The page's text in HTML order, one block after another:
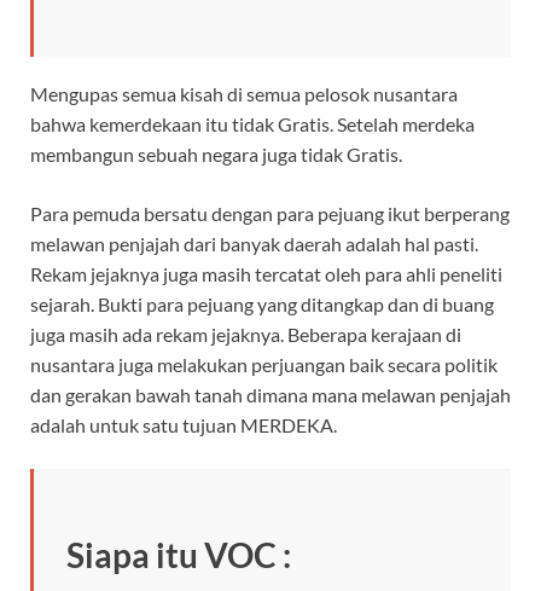
Mengupas semua kisah di semua pelosok nusantara
bahwa kemerdekaan itu tidak Gratis. Setelah merdeka
membangun sebuah negara juga tidak Gratis.
Para pemuda bersatu dengan para pejuang ikut berperang
melawan penjajah dari banyak daerah adalah hal pasti.
Rekam jejaknya juga masih tercatat oleh para ahli peneliti
sejarah. Bukti para pejuang yang ditangkap dan di buang
juga masih ada rekam jejaknya. Beberapa kerajaan di
nusantara juga melakukan perjuangan baik secara politik
dan gerakan bawah tanah dimana mana melawan penjajah
adalah untuk satu tujuan MERDEKA.
Siapa itu VOC :